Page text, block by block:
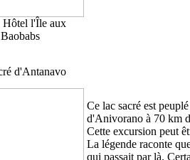
Hôtel l'Île aux
Baobabs
d'Antanavo
Ce lac sacré est
d'Anivorano à 70 km
Cette excursion peut
La légende raconte
qui passait par là.